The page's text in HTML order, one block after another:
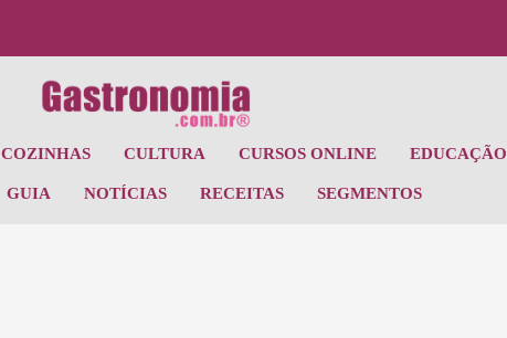
COZINHAS CULTURA CURSOS ONLINE EDUCAÇÃO
GUIA NOTÍCIAS RECEITAS SEGMENTOS